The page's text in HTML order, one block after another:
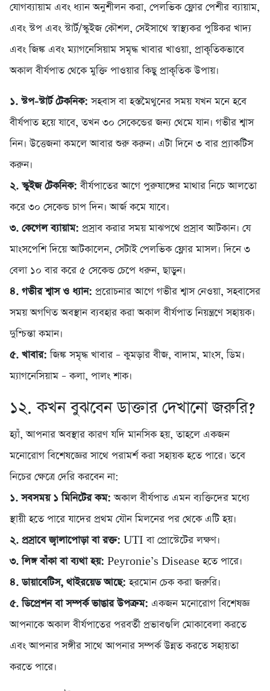
যোগব্যায়াম এবং ধ্যান অনুশীলন করা, পেলভিক ফ্লোর পেশীর ব্যায়াম,
এবং স্টপ এবং স্টার্ট/স্কুইজ কৌশল, সেইসাথে স্বাস্থ্যকর পুষ্টিকর খাদ্য
এবং জিঙ্ক এবং ম্যাগনেসিয়াম সমৃদ্ধ খাবার খাওয়া, প্রাকৃতিকভাবে
অকাল বীর্যপাত থেকে মুক্তি পাওয়ার কিছু প্রাকৃতিক উপায়।
১. স্টপ-স্টার্ট টেকনিক: সহবাস বা হস্তমৈথুনের সময় যখন মনে হবে
বীর্যপাত হয়ে যাবে, তখন ৩০ সেকেন্ডের জন্য থেমে যান। গভীর শ্বাস
নিন। উত্তেজনা কমলে আবার শুরু করুন। এটা দিনে ৩ বার প্র্যাকটিস
করুন।
২. স্কুইজ টেকনিক: বীর্যপাতের আগে পুরুষাঙ্গের মাথার নিচে আলতো
করে ৩০ সেকেন্ড চাপ দিন। আর্জ কমে যাবে।
৩. কেগেল ব্যায়াম: প্রস্রাব করার সময় মাঝপথে প্রস্রাব আটকান। যে
মাংসপেশি দিয়ে আটকালেন, সেটাই পেলভিক ফ্লোর মাসল। দিনে ৩
বেলা ১০ বার করে ৫ সেকেন্ড চেপে ধরুন, ছাড়ুন।
৪. গভীর শ্বাস ও ধ্যান: প্ররোচনার আগে গভীর শ্বাস নেওয়া, সহবাসের
সময় অগণিত অবস্থান ব্যবহার করা অকাল বীর্যপাত নিয়ন্ত্রণে সহায়ক।
দুশ্চিন্তা কমান।
৫. খাবার: জিঙ্ক সমৃদ্ধ খাবার – কুমড়ার বীজ, বাদাম, মাংস, ডিম।
ম্যাগনেসিয়াম – কলা, পালং শাক।
১২. কখন বুঝবেন ডাক্তার দেখানো জরুরি?
হ্যাঁ, আপনার অবস্থার কারণ যদি মানসিক হয়, তাহলে একজন
মনোরোগ বিশেষজ্ঞের সাথে পরামর্শ করা সহায়ক হতে পারে। তবে
নিচের ক্ষেত্রে দেরি করবেন না:
১. সবসময় ১ মিনিটের কম: অকাল বীর্যপাত এমন ব্যক্তিদের মধ্যে
স্থায়ী হতে পারে যাদের প্রথম যৌন মিলনের পর থেকে এটি হয়।
২. প্রস্রাবে জ্বালাপোড়া বা রক্ত: UTI বা প্রোস্টেটের লক্ষণ।
৩. লিঙ্গ বাঁকা বা ব্যথা হয়: Peyronie’s Disease হতে পারে।
৪. ডায়াবেটিস, থাইরয়েড আছে: হরমোন চেক করা জরুরি।
৫. ডিপ্রেশন বা সম্পর্ক ভাঙার উপক্রম: একজন মনোরোগ বিশেষজ্ঞ
আপনাকে অকাল বীর্যপাতের পরবর্তী প্রভাবগুলি মোকাবেলা করতে
এবং আপনার সঙ্গীর সাথে আপনার সম্পর্ক উন্নত করতে সহায়তা
করতে পারে।